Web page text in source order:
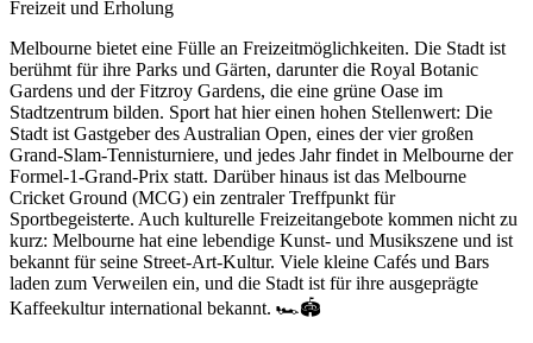
Freizeit und Erholung
Melbourne bietet eine Fülle an Freizeitmöglichkeiten. Die Stadt ist
berühmt für ihre Parks und Gärten, darunter die Royal Botanic
Gardens und der Fitzroy Gardens, die eine grüne Oase im
Stadtzentrum bilden. Sport hat hier einen hohen Stellenwert: Die
Stadt ist Gastgeber des Australian Open, eines der vier großen
Grand-Slam-Tennisturniere, und jedes Jahr findet in Melbourne der
Formel-1-Grand-Prix statt. Darüber hinaus ist das Melbourne
Cricket Ground (MCG) ein zentraler Treffpunkt für
Sportbegeisterte. Auch kulturelle Freizeitangebote kommen nicht zu
kurz: Melbourne hat eine lebendige Kunst- und Musikszene und ist
bekannt für seine Street-Art-Kultur. Viele kleine Cafés und Bars
laden zum Verweilen ein, und die Stadt ist für ihre ausgeprägte
Kaffeekultur international bekannt. 🏎️🏟️